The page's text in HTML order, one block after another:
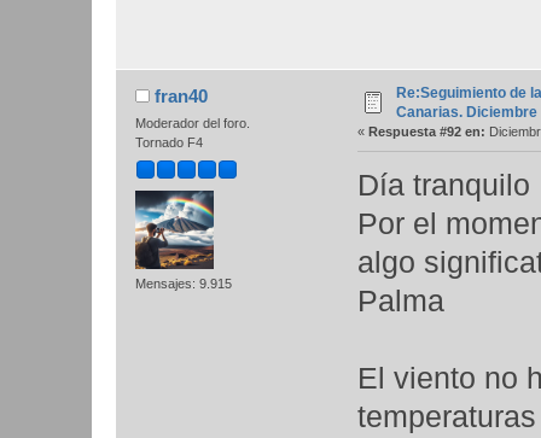
fran40
Moderador del foro.
Tornado F4
Mensajes: 9.915
Re:Seguimiento de
Canarias. Diciembre
« Respuesta #92 en:
Día tranquilo
Por el
algo
Palma
El viento no